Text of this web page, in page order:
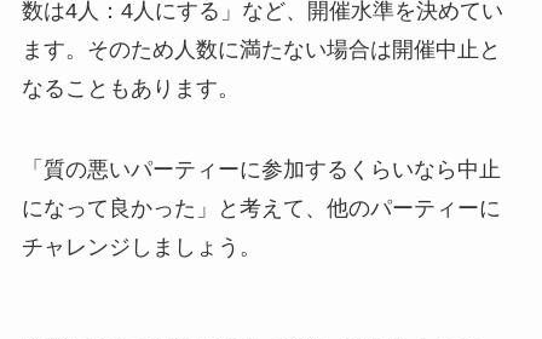
数は4人：4人にする」など、開催水準を決めてい
ます。そのため人数に満たない場合は開催中止と
なることもあります。
「質の悪いパーティーに参加するくらいなら中止
になって良かった」と考えて、他のパーティーに
チャレンジしましょう。